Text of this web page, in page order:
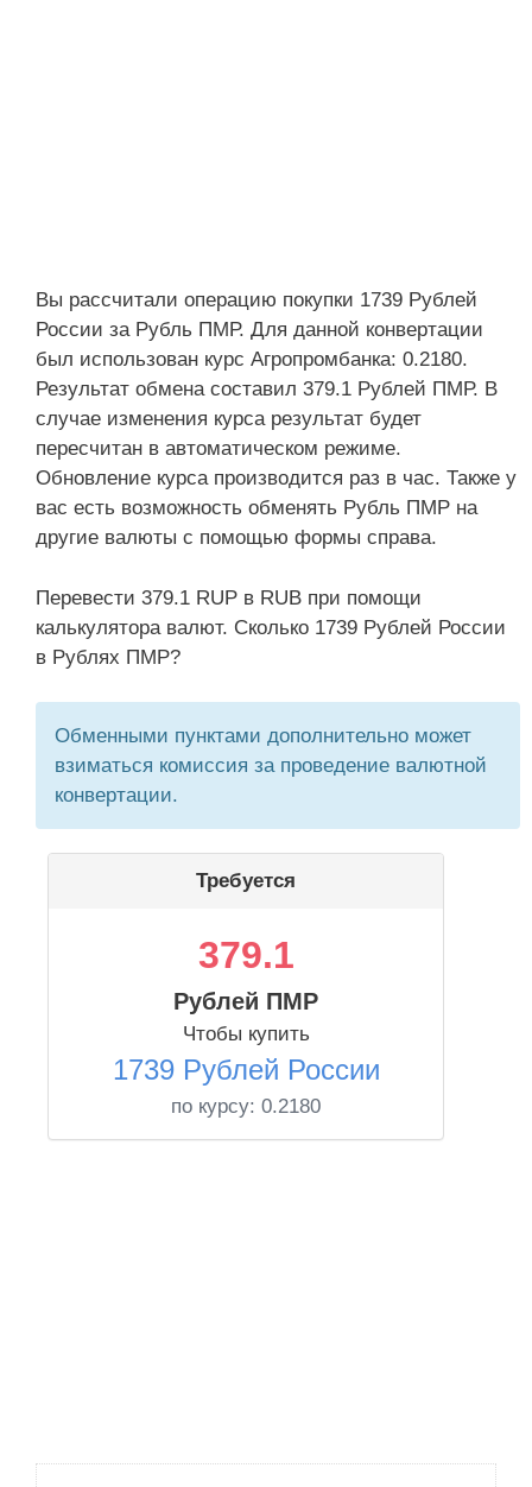
Вы рассчитали операцию покупки 1739 Рублей
России за Рубль ПМР. Для данной конвертации
был использован курс Агропромбанка: 0.2180.
Результат обмена составил 379.1 Рублей ПМР. В
случае изменения курса результат будет
пересчитан в автоматическом режиме.
Обновление курса производится раз в час. Также у
вас есть возможность обменять Рубль ПМР на
другие валюты с помощью формы справа.
Перевести 379.1 RUP в RUB при помощи
калькулятора валют. Сколько 1739 Рублей России
в Рублях ПМР?
Обменными пунктами дополнительно может
взиматься комиссия за проведение валютной
конвертации.
Требуется
379.1
Рублей ПМР
Чтобы купить
1739 Рублей России
по курсу: 0.2180